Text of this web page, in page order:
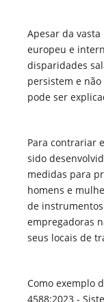
Apesar da
europeu e
disparidades
persistem e
pode ser
Para contrariar
sido
medidas para
homens e
de
empregadoras
seus locais de
Como exemplo
4588:2023 -